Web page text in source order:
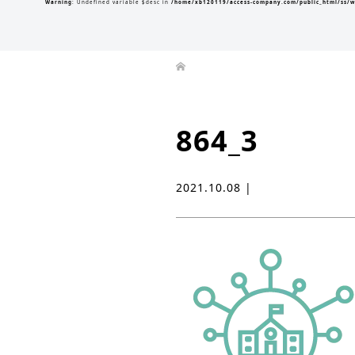
Warning: Undefined variable $desc in /home/xb120119/access-company.com/public_html/
864_3
2021.10.08 |